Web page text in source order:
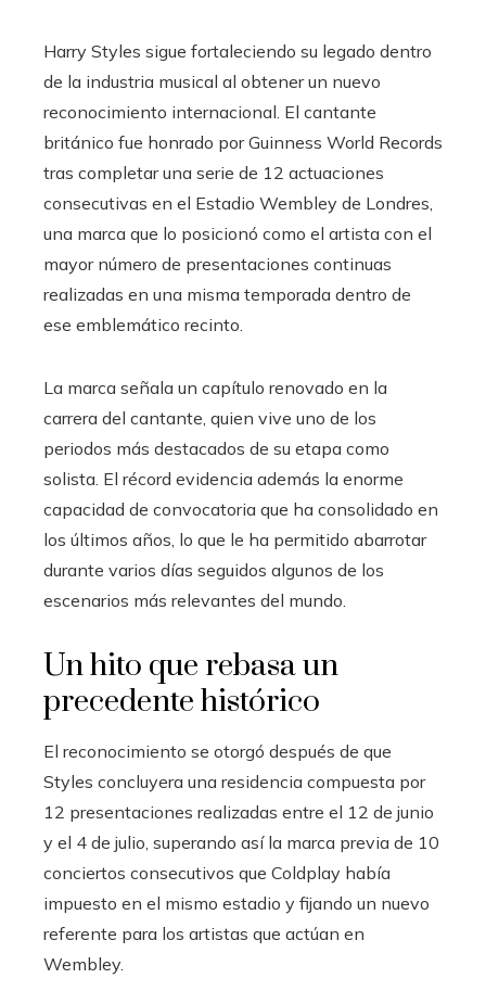
Harry Styles sigue fortaleciendo su legado dentro
de la industria musical al obtener un nuevo
reconocimiento internacional. El cantante
británico fue honrado por Guinness World Records
tras completar una serie de 12 actuaciones
consecutivas en el Estadio Wembley de Londres,
una marca que lo posicionó como el artista con el
mayor número de presentaciones continuas
realizadas en una misma temporada dentro de
ese emblemático recinto.
La marca señala un capítulo renovado en la
carrera del cantante, quien vive uno de los
periodos más destacados de su etapa como
solista. El récord evidencia además la enorme
capacidad de convocatoria que ha consolidado en
los últimos años, lo que le ha permitido abarrotar
durante varios días seguidos algunos de los
escenarios más relevantes del mundo.
Un hito que rebasa un
precedente histórico
El reconocimiento se otorgó después de que
Styles concluyera una residencia compuesta por
12 presentaciones realizadas entre el 12 de junio
y el 4 de julio, superando así la marca previa de 10
conciertos consecutivos que Coldplay había
impuesto en el mismo estadio y fijando un nuevo
referente para los artistas que actúan en
Wembley.